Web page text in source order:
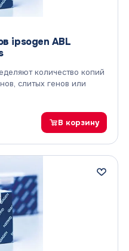
ipsogen ABL
количество копий
слитых генов или
В корзину